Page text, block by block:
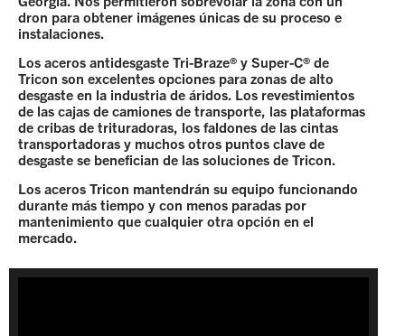
dron para obtener imágenes únicas de su proceso e
instalaciones.
Los aceros antidesgaste Tri-Braze® y Super-C® de
Tricon son excelentes opciones para zonas de alto
desgaste en la industria de áridos. Los revestimientos
de las cajas de camiones de transporte, las plataformas
de cribas de trituradoras, los faldones de las cintas
transportadoras y muchos otros puntos clave de
desgaste se benefician de las soluciones de Tricon.
Los aceros Tricon mantendrán su equipo funcionando
durante más tiempo y con menos paradas por
mantenimiento que cualquier otra opción en el
mercado.